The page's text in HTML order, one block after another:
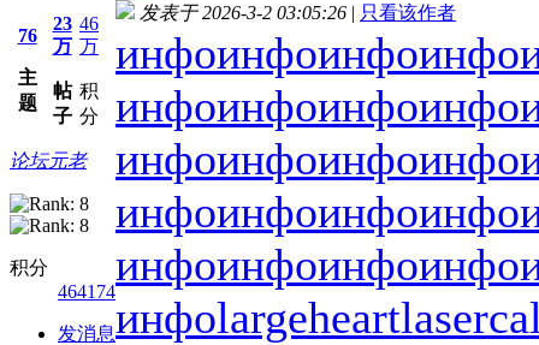
76
主
题
23
万
帖
子
46
万
积
分
论坛元老
积分
464174
发消息
发表于 2026-3-2 03:05:26 | 只看该作者
инфоинфоинфоинфо
инфоинфоинфоинфо
инфоинфоинфоинфо
инфоинфоинфоинфо
инфоинфоинфоинфо
инфоlargeheart